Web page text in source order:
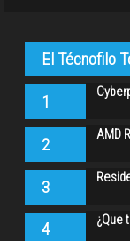
El Técnofilo
1
2 AMD
3
4 ¿Que